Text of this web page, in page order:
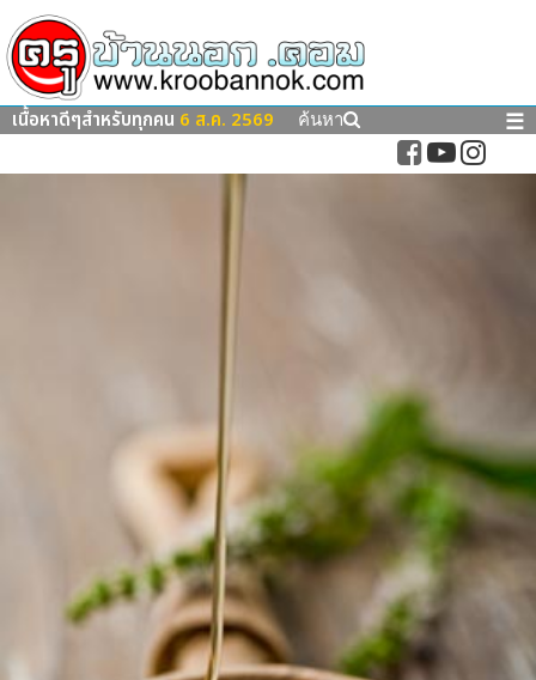
เนื้อหาดีๆสำหรับทุกคน 6 ส.ค. 2569 ค้นหา ☰